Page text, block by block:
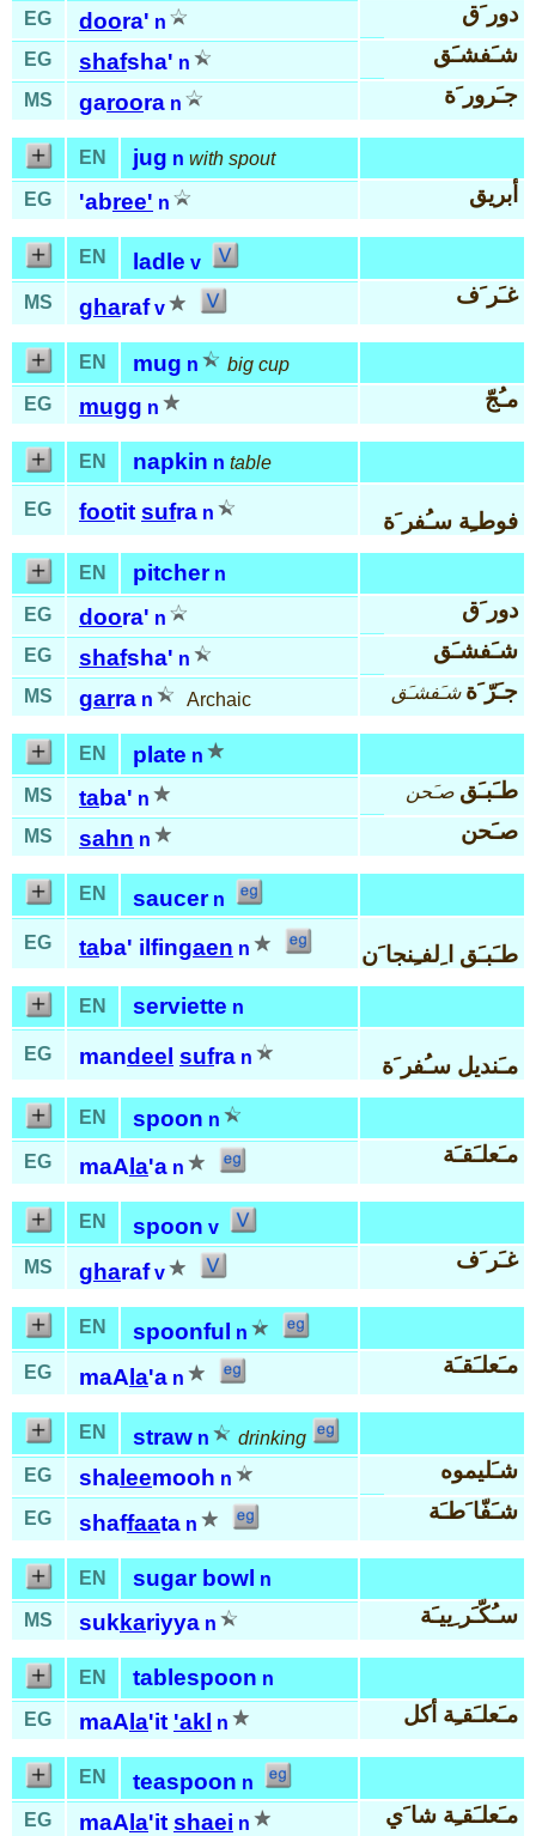
EG
doora' n دور َق
EG shafsha' n شـَفشـَق
MS garoora n جـَرور َة
EN jug n with spout
EG
'abree' n أبريق
EN ladle v
MS
gharaf v
غـَر َف
EN mug n
big cup
EG
mugg n مـُجّ
EN napkin n table
EG footit sufra n فوطـِة سـُفر َة
EN pitcher n
EG
doora' n دور َق
EG shafsha' n شـَفشـَق
MS garra n Archaic جـَرّ َة شـَفشـَق
EN plate n
MS
taba' n طـَبـَق صـَحن
MS sahn n صـَحن
EN saucer n
EG taba' ilfingaen n طـَبـَق ا ِلفـِنجا َن
EN serviette n
EG mandeel sufra n مـَنديل سـُفر َة
EN spoon n
EG maA la'a n
مـَعلـَقـَة
EN spoon v
MS
gharaf v
غـَر َف
EN spoonful
n
EG
maA la'a n
مـَعلـَقـَة
EN straw n
drinking
EG
sha leemooh n شـَليموه
EG shaffaata n
شـَفّا َطـَة
EN sugar bowl n
MS
sukkariyya n سـُكّـَر ِييـَة
EN tablespoon n
EG
maA la'it 'akl n مـَعلـَقـِة أكل
EN teaspoon n
EG
maA la'it shaei n مـَعلـَقـِة شا َي